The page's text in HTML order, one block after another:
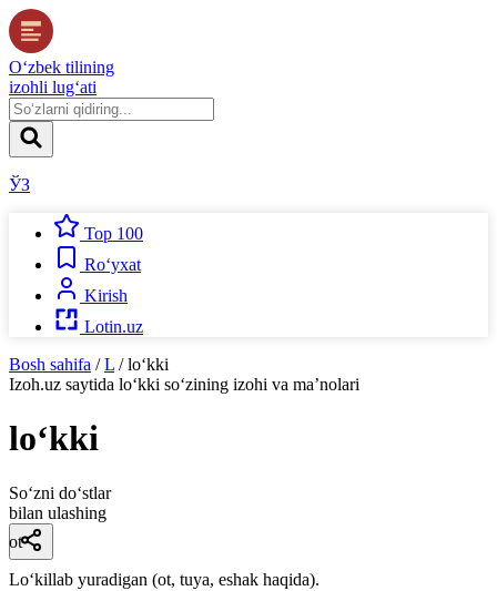
O‘zbek tilining
izohli lug‘ati
ЎЗ
Top 100
Ro‘yxat
Kirish
Lotin.uz
Bosh sahifa / L / lo‘kki
Izoh.uz saytida lo‘kki so‘zining izohi va ma’nolari
lo‘kki
So‘zni do‘stlar
bilan ulashing
ot
Loʻkillab yuradigan (ot, tuya, eshak haqida).